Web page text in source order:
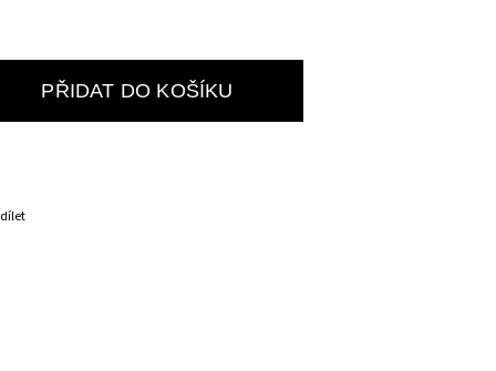
PŘIDAT DO KOŠÍKU